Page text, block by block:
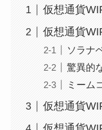
仮想通貨
仮想通貨
ソラナ
驚異的
ミーム
仮想通貨